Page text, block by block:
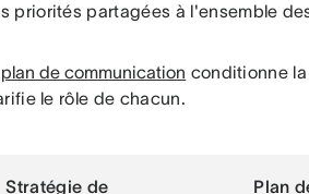
priorités partagées à l'ensemble
plan de communication conditionne
le rôle de chacun.
Stratégie de
Plan